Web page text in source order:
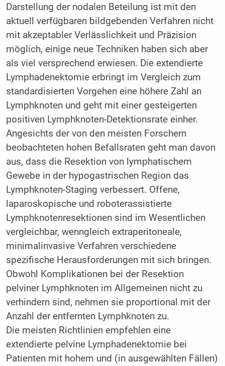
Darstellung der nodalen Beteilung ist mit den
aktuell verfügbaren bildgebenden Verfahren nicht
mit akzeptabler Verlässlichkeit und Präzision
möglich, einige neue Techniken haben sich aber
als viel versprechend erwiesen. Die extendierte
Lymphadenektomie erbringt im Vergleich zum
standardisierten Vorgehen eine höhere Zahl an
Lymphknoten und geht mit einer gesteigerten
positiven Lymphknoten-Detektionsrate einher.
Angesichts der von den meisten Forschern
beobachteten hohen Befallsraten geht man davon
aus, dass die Resektion von lymphatischem
Gewebe in der hypogastrischen Region das
Lymphknoten-Staging verbessert. Offene,
laparoskopische und roboterassistierte
Lymphknotenresektionen sind im Wesentlichen
vergleichbar, wenngleich extraperitoneale,
minimalinvasive Verfahren verschiedene
spezifische Herausforderungen mit sich bringen.
Obwohl Komplikationen bei der Resektion
pelviner Lymphknoten im Allgemeinen nicht zu
verhindern sind, nehmen sie proportional mit der
Anzahl der entfernten Lymphknoten zu.
Die meisten Richtlinien empfehlen eine
extendierte pelvine Lymphadenektomie bei
Patienten mit hohem und (in ausgewählten Fällen)